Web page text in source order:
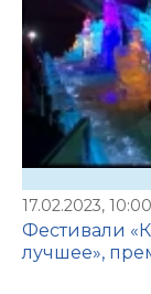
17.02.2023, 10:00
Фестивали
лучшее»,